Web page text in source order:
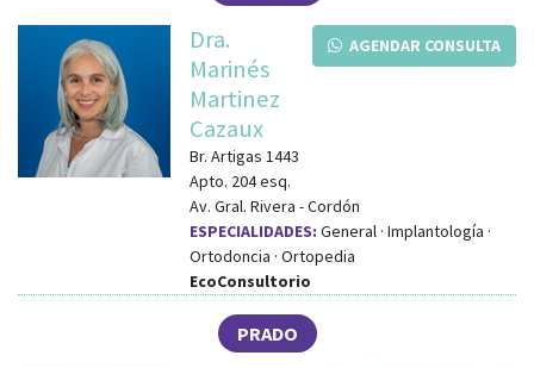
AGENDAR CONSULTA
Dra.
Marinés
Martinez
Cazaux
Br. Artigas 1443
Apto. 204esq.
Av. Gral. Rivera -Cordón
ESPECIALIDADES: General · Implantología ·
Ortodoncia · Ortopedia
EcoConsultorio
PRADO